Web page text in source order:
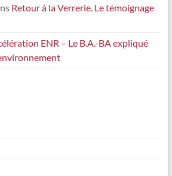
Retour à la Verrerie. Le témoignage
ENR – Le B.A.-BA expliqué